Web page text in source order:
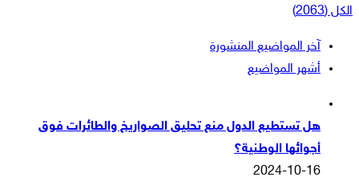
الكل (2063)
آخر المواضيع المنشورة
أشهر المواضيع
هل تستطيع الدول منع تحليق الصواريخ والطائرات فوق
أجوائها الوطنية؟
2024-10-16